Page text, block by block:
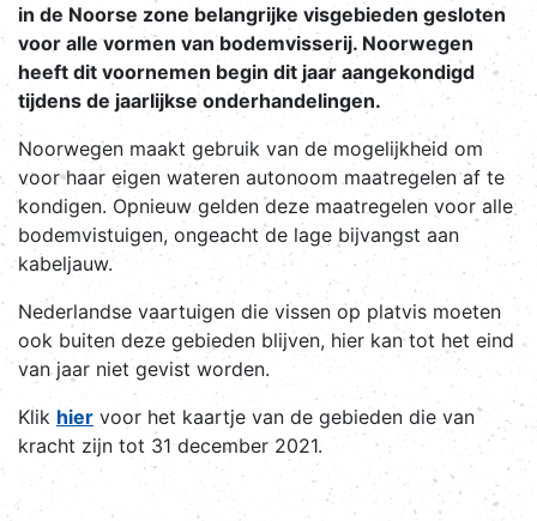
in de Noorse zone belangrijke visgebieden gesloten
voor alle vormen van bodemvisserij. Noorwegen
heeft dit voornemen begin dit jaar aangekondigd
tijdens de jaarlijkse onderhandelingen.
Noorwegen maakt gebruik van de mogelijkheid om
voor haar eigen wateren autonoom maatregelen af te
kondigen. Opnieuw gelden deze maatregelen voor alle
bodemvistuigen, ongeacht de lage bijvangst aan
kabeljauw.
Nederlandse vaartuigen die vissen op platvis moeten
ook buiten deze gebieden blijven, hier kan tot het eind
van jaar niet gevist worden.
Klik hier voor het kaartje van de gebieden die van
kracht zijn tot 31 december 2021.